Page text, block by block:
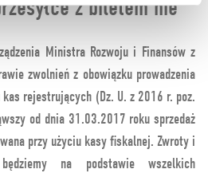
z biletem nie
Ministra Rozwoju i Finansów z
zwolnień z obowiązku prowadzenia
rejestrujących (Dz. U. z 2016 r. poz.
od dnia 31.03.2017 roku sprzedaż
przy użyciu kasy fiskalnej. Zwroty i
na podstawie wszelkich